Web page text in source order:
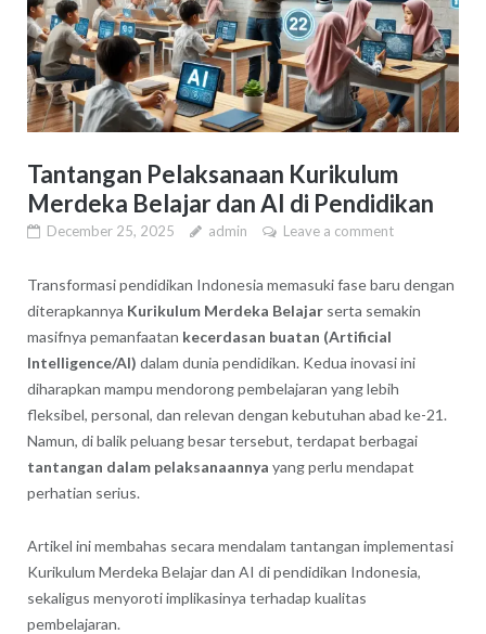
Tantangan Pelaksanaan Kurikulum
Merdeka Belajar dan AI di Pendidikan
December 25, 2025 admin Leave a comment
Transformasi pendidikan Indonesia memasuki fase baru dengan
diterapkannya Kurikulum Merdeka Belajarserta semakin
masifnya pemanfaatan kecerdasan buatan (Artificial
Intelligence/AI) dalam dunia pendidikan. Kedua inovasi ini
diharapkan mampu mendorong pembelajaran yang lebih
fleksibel, personal, dan relevan dengan kebutuhan abad ke-21.
Namun, di balik peluang besar tersebut, terdapat berbagai
tantangan dalam pelaksanaannya yang perlu mendapat
perhatian serius.
Artikel ini membahas secara mendalam tantangan implementasi
Kurikulum Merdeka Belajar dan AI di pendidikan Indonesia,
sekaligus menyoroti implikasinya terhadap kualitas
pembelajaran.